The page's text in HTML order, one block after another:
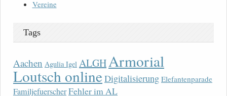
Vereine
Tags
Aachen Agulia Igel ALGHArmorial
Loutsch onlineDigitalisierung Elefantenparade
FamiljefuerscherFehler im AL